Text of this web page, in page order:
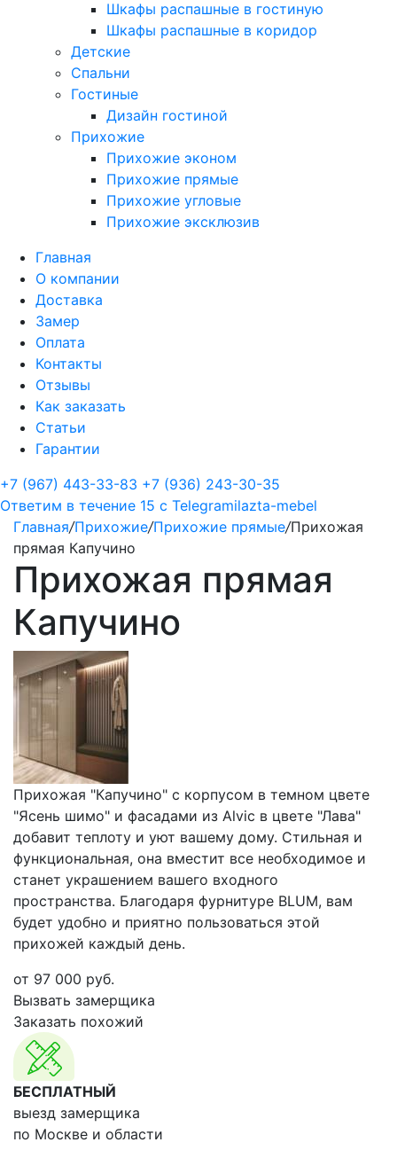
Шкафы распашные в гостиную
Шкафы распашные в коридор
Детские
Спальни
Гостиные
Дизайн гостиной
Прихожие
Прихожие эконом
Прихожие прямые
Прихожие угловые
Прихожие эксклюзив
Главная
О компании
Доставка
Замер
Оплата
Контакты
Отзывы
Как заказать
Статьи
Гарантии
+7 (967) 443-33-83 +7 (936) 243-30-35
Ответим в течение 15 с Telegramilazta-mebel
Главная/Прихожие/Прихожие прямые/Прихожая
прямая Капучино
Прихожая прямая
Капучино
Прихожая "Капучино" с корпусом в темном цвете
"Ясень шимо" и фасадами из Alvic в цвете "Лава"
добавит теплоту и уют вашему дому. Стильная и
функциональная, она вместит все необходимое и
станет украшением вашего входного
пространства. Благодаря фурнитуре BLUM, вам
будет удобно и приятно пользоваться этой
прихожей каждый день.
от 97 000 руб.
Вызвать замерщика
Заказать похожий
БЕСПЛАТНЫЙ
выезд замерщика
по Москве и области